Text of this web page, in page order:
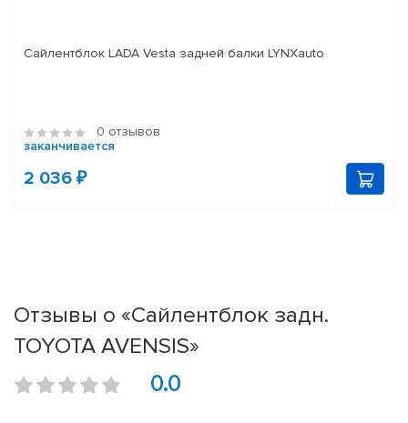
Сайлентблок LADA Vesta задней балки LYNXauto
0 отзывов
заканчивается
2 036 ₽
Отзывы о «Сайлентблок задн.
TOYOTA AVENSIS»
0.0